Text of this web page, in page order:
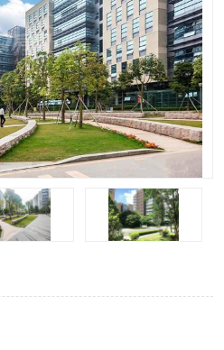
宝安中心区
福田车公庙
南山南油
罗湖区
西乡
石岩